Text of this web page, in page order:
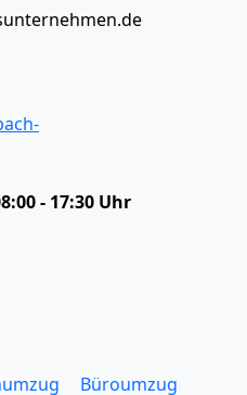
- 17:30 Uhr
Büroumzug